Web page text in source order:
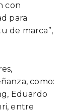
con
para
de marca”,
como:
Eduardo
entre